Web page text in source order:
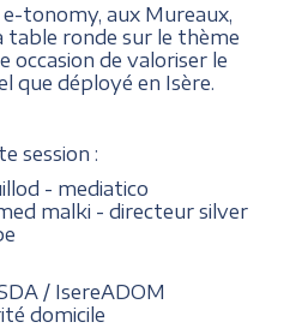
tonomy, aux Mureaux,
table ronde sur le thème
occasion de valoriser le
que déployé en Isère.
session :
- mediatico
malki - directeur silver
/ IsereADOM
domicile